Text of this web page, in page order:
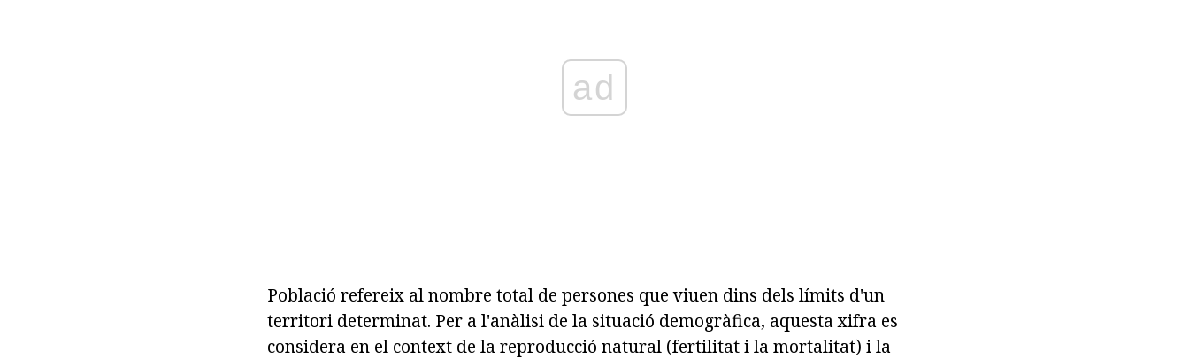
ad
Població refereix al nombre total de persones que viuen dins dels límits d'un
territori determinat. Per a l'anàlisi de la situació demogràfica, aquesta xifra es
considera en el context de la reproducció natural (fertilitat i la mortalitat) i la